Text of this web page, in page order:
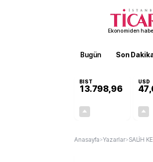
Ekonomiden
Bugün Son
BIST
13.798,96
USD
Anasayfa>Yazarlar>SALİH